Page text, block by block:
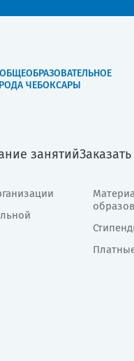
ЧЕБОКСАРЫ
занятий